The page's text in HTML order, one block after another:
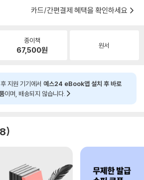
카드/간편결제 혜택을 확인하세요
종이책
67,500원 원서
지원 기기에서 예스24 eBook앱 설치 후 바로
이며, 배송되지 않습니다.
8